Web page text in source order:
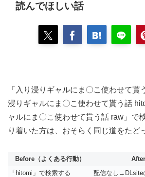
読んでほしい話
「入り浸りギャルにま〇こ使わせて貰
浸りギャルにま〇こ使わせて貰う話
ャルにま〇こ使わせて貰う話 raw」で
り着いた方は、おそらく同じ道をたど
Before（よくある行動）
「hitomi」で検索する
配信なし→DLsite